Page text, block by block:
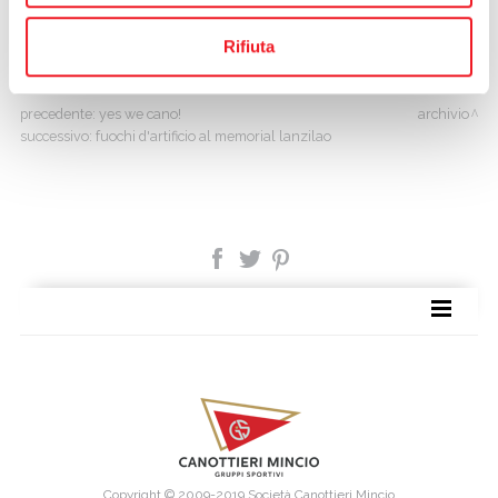
Rifiuta
precedente: yes we cano!
successivo: fuochi d'artificio al memorial lanzilao
archivio
Copyright © 2009-2019 Società Canottieri Mincio